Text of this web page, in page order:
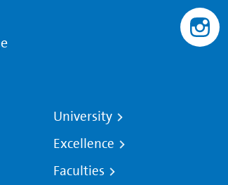
University
Excellence
Faculties